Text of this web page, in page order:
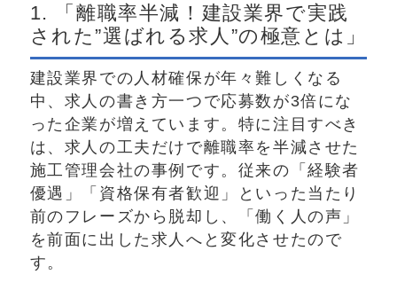
1. 「離職率半減！建設業界で実践
された”選ばれる求人”の極意とは」
建設業界での人材確保が年々難しくなる
中、求人の書き方一つで応募数が3倍にな
った企業が増えています。特に注目すべき
は、求人の工夫だけで離職率を半減させた
施工管理会社の事例です。従来の「経験者
優遇」「資格保有者歓迎」といった当たり
前のフレーズから脱却し、「働く人の声」
を前面に出した求人へと変化させたので
す。